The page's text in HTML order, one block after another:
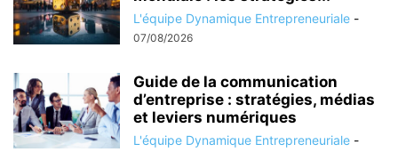
L'équipe Dynamique Entrepreneuriale -
07/08/2026
Guide de la communication
d’entreprise : stratégies, médias
et leviers numériques
L'équipe Dynamique Entrepreneuriale -